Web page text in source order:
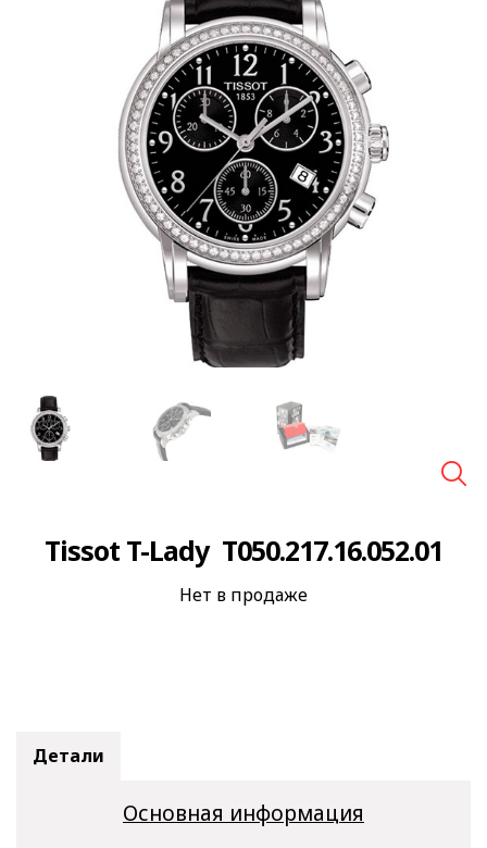
Tissot T-Lady T050.217.16.052.01
Нет в продаже
Детали
Основная информация